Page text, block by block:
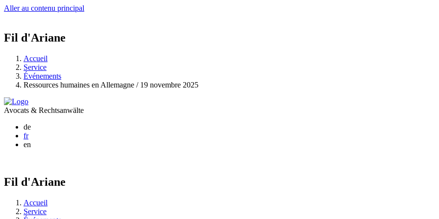
Aller au contenu principal
Fil d'Ariane
Accueil
Service
Événements
Ressources humaines en Allemagne / 19 novembre 2025
Avocats & Rechtsanwälte
de
fr
en
Fil d'Ariane
Accueil
Service